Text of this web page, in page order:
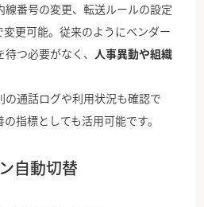
番号の変更、転送ルールの設定
更可能。従来のようにベンダー
つ必要がなく、 人事異動や組織
の通話ログや利用状況も確認で
指標としても活用可能です。
自動切替